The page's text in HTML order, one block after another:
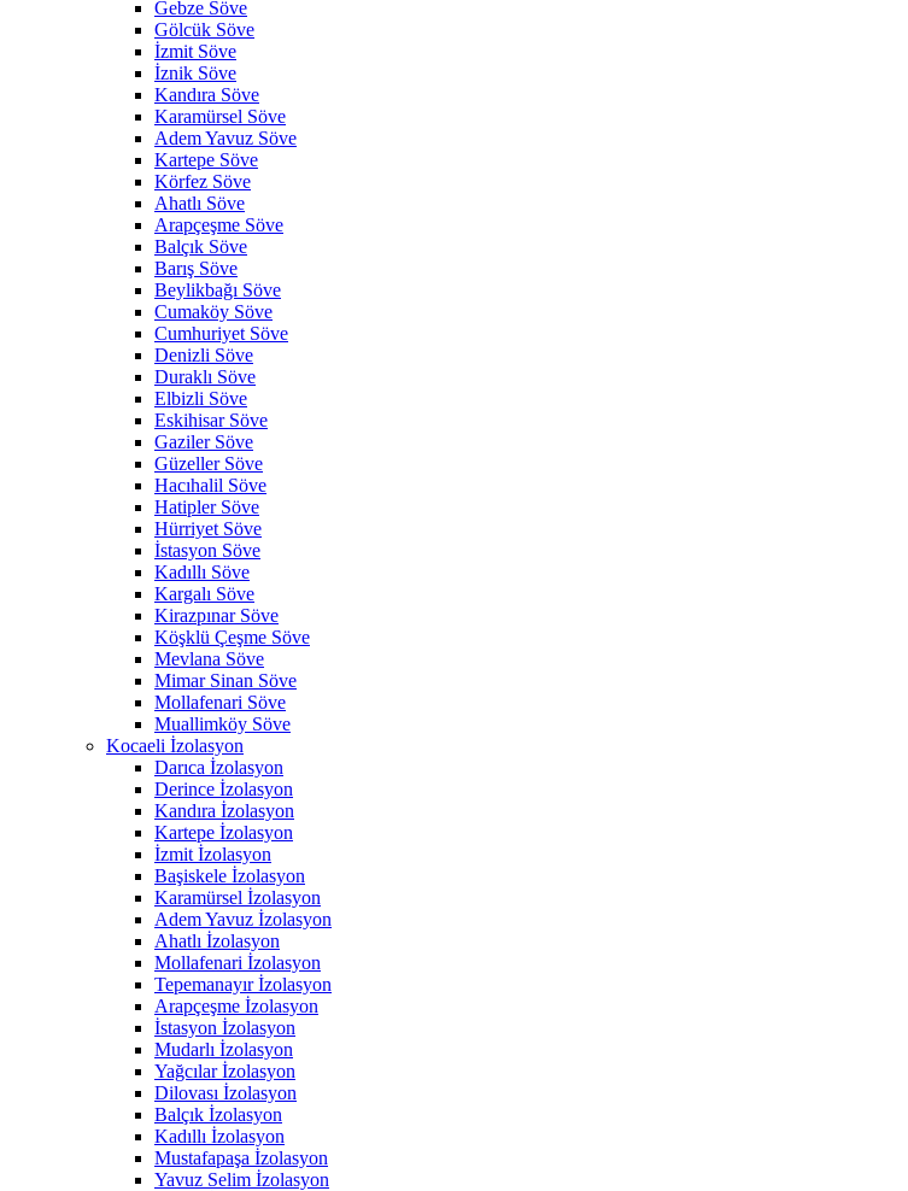
Gebze Söve
Gölcük Söve
İzmit Söve
İznik Söve
Kandıra Söve
Karamürsel Söve
Adem Yavuz Söve
Kartepe Söve
Körfez Söve
Ahatlı Söve
Arapçeşme Söve
Balçık Söve
Barış Söve
Beylikbağı Söve
Cumaköy Söve
Cumhuriyet Söve
Denizli Söve
Duraklı Söve
Elbizli Söve
Eskihisar Söve
Gaziler Söve
Güzeller Söve
Hacıhalil Söve
Hatipler Söve
Hürriyet Söve
İstasyon Söve
Kadıllı Söve
Kargalı Söve
Kirazpınar Söve
Köşklü Çeşme Söve
Mevlana Söve
Mimar Sinan Söve
Mollafenari Söve
Muallimköy Söve
Kocaeli İzolasyon
Darıca İzolasyon
Derince İzolasyon
Kandıra İzolasyon
Kartepe İzolasyon
İzmit İzolasyon
Başiskele İzolasyon
Karamürsel İzolasyon
Adem Yavuz İzolasyon
Ahatlı İzolasyon
Mollafenari İzolasyon
Tepemanayır İzolasyon
Arapçeşme İzolasyon
İstasyon İzolasyon
Mudarlı İzolasyon
Yağcılar İzolasyon
Dilovası İzolasyon
Balçık İzolasyon
Kadıllı İzolasyon
Mustafapaşa İzolasyon
Yavuz Selim İzolasyon